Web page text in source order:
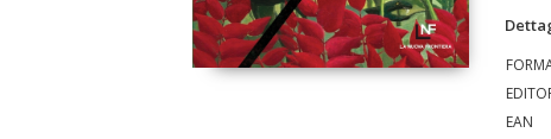
EAN